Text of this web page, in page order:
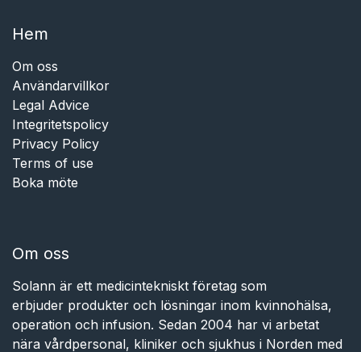
Hem​​
Om oss
Användarvillkor
Legal Advice
Integritetspolicy
Privacy Policy
Terms of use
Boka möte
Om oss
Solann är ett medicintekniskt företag som
erbjuder produkter och lösningar inom kvinnohälsa,
operation och infusion. Sedan 2004 har vi arbetat
nära vårdpersonal, kliniker och sjukhus i Norden med